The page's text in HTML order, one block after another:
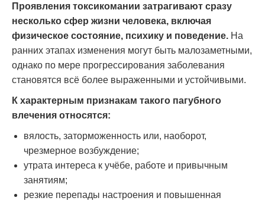
Проявления токсикомании затрагивают сразу
несколько сфер жизни человека, включая
физическое состояние, психику и поведение. На
ранних этапах изменения могут быть малозаметными,
однако по мере прогрессирования заболевания
становятся всё более выраженными и устойчивыми.
К характерным признакам такого пагубного
влечения относятся:
вялость, заторможенность или, наоборот,
чрезмерное возбуждение;
утрата интереса к учёбе, работе и привычным
занятиям;
резкие перепады настроения и повышенная